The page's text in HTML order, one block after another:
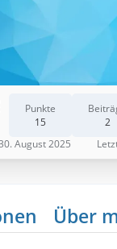
Punkte
15
2
August 2025
Über